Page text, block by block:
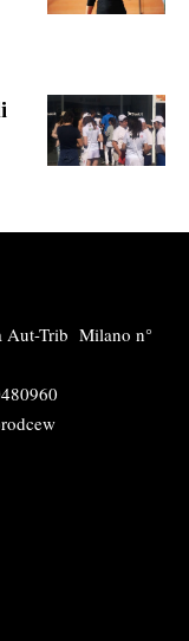
Aut-Trib Milano n°